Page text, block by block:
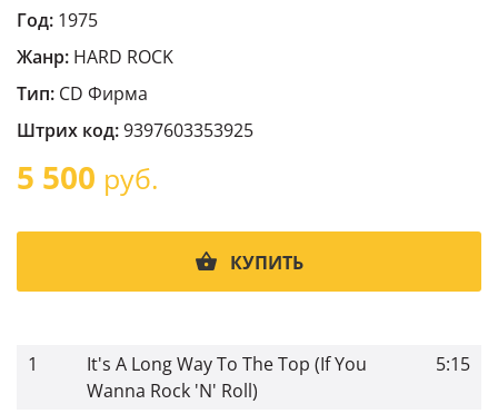
Год: 1975
Жанр: HARD ROCK
Тип: CD Фирма
Штрих код:9397603353925
5 500 руб.
КУПИТЬ
1
It's A Long Way To The Top (If You
Wanna Rock 'N' Roll)
5:15